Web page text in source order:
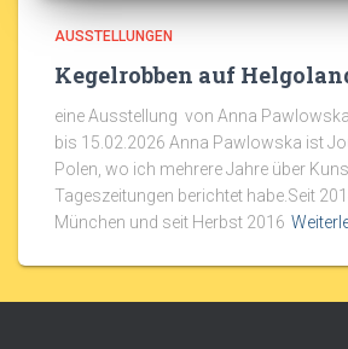
AUSSTELLUNGEN
Kegelrobben auf
eine Ausstellung von Anna
bis 15.02.2026 Anna Pawlowska ist
Polen, wo ich mehrere Jahre über
Tageszeitungen berichtet habe.Seit
München und seit Herbst 2016